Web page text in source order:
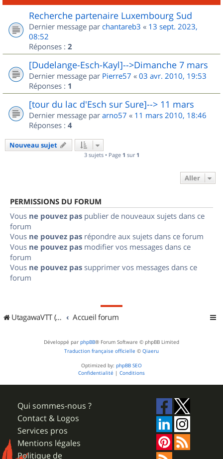
Recherche partenaire Luxembourg Sud
Dernier message par chantareb3 « 13 sept. 2023,
08:52
Réponses : 2
[Dudelange-Esch-Kayl]-->Dimanche 7 mars
Dernier message par Pierre57 « 03 avr. 2010, 19:53
Réponses : 1
[tour du lac d'Esch sur Sure]--> 11 mars
Dernier message par arno57 « 11 mars 2010, 18:46
Réponses : 4
Nouveau sujet
3 sujets • Page 1 sur 1
Aller
PERMISSIONS DU FORUM
Vous ne pouvez pas publier de nouveaux sujets dans ce
forum
Vous ne pouvez pas répondre aux sujets dans ce forum
Vous ne pouvez pas modifier vos messages dans ce
forum
Vous ne pouvez pas supprimer vos messages dans ce
forum
UtagawaVTT (Randos VTT et VTTAE avec traces GPS) Accueil forum
Développé par phpBB® Forum Software © phpBB Limited
Traduction française officielle © Qiaeru
Optimized by: phpBB SEO
Confidentialité | Conditions
Qui sommes-nous ?
Contact & Logos
Services pros
Mentions légales
Politique de